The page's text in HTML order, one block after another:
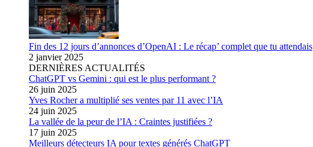
Fin des 12 jours d’annonces d’OpenAI : Le récap’ complet que tu attendais
2 janvier 2025
DERNIÈRES ACTUALITÉS
ChatGPT vs Gemini : qui est le plus performant ?
26 juin 2025
Yves Rocher a multiplié ses ventes par 11 avec l’IA
24 juin 2025
La vallée de la peur de l’IA : Craintes justifiées ?
17 juin 2025
Meilleurs détecteurs IA pour textes générés ChatGPT